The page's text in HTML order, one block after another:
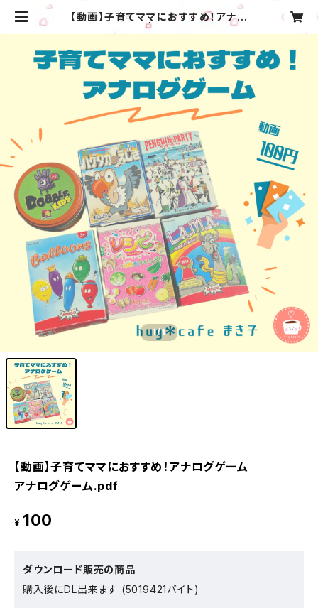
【動画】子育てママにおすすめ！アナロ
グゲーム | hug＊cafe
1/1
【動画】子育てママにおすすめ！アナログゲーム
アナログゲーム.pdf
¥ 100
ダウンロード販売の商品
購入後にDL出来ます (5019421バイト)